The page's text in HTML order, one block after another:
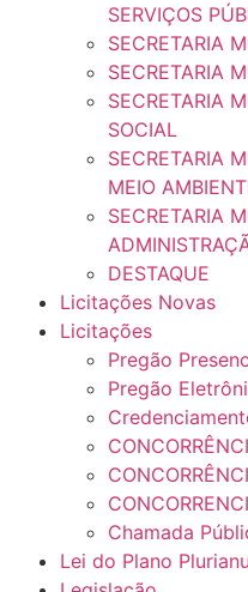
SERVIÇOS
SECRETARIA
SECRETARIA
SECRETARIA
SOCIAL
SECRETARIA
MEIO
SECRETARIA
DESTAQUE
Licitações Novas
Licitações
Pregão
Pregão
Chamada
Lei do Plano